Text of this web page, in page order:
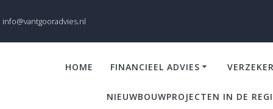
info@vantgooradvies.nl
HOME FINANCIEEL ADVIES
NIEUWBOUWPROJECTEN IN DE